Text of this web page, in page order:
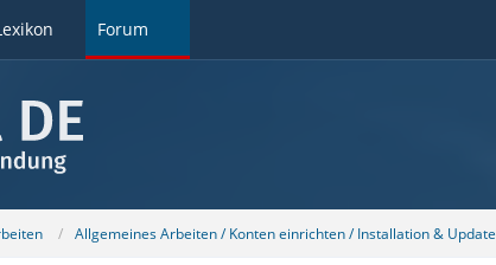
Forum
Allgemeines Arbeiten / Konten einrichten / Installation & Update